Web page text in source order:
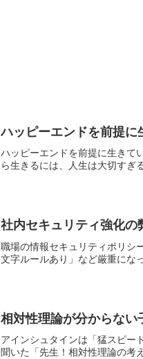
ハッピーエンドを前提に
ハッピーエンドを前提に生きて
ら生きるには、人生は大切す
社内セキュリティ強化の
職場の情報セキュリティポリシ
文字ルールあり」など厳重にな
相対性理論が分からない
アインシュタインは「猛スピー
聞いた「先生！相対性理論の考